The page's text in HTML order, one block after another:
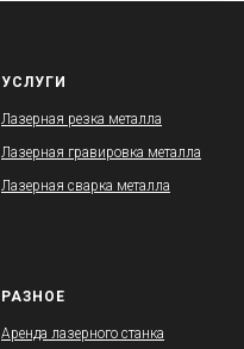
УСЛУГИ
Лазерная резка металла
Лазерная гравировка металла
Лазерная сварка металла
РАЗНОЕ
Аренда лазерного станка